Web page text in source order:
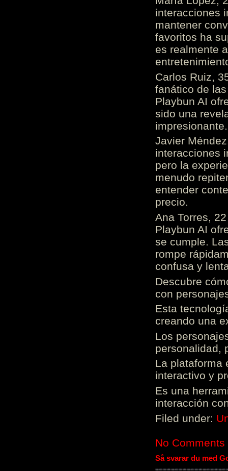
interacciones
mantener
favoritos ha
es realmente
Carlos Ruiz,
fanático de
Playbun AI
sido una
Javier
interacciones
pero la
menudo
entender
precio.
Ana Torres,
Playbun AI
se cumple.
rompe
confusa y
Descubre
con
Esta
creando una
Los
personalidad,
La plataforma
interactivo y
Es una
interacción
Filed under:
No Comments
Så svarar du med